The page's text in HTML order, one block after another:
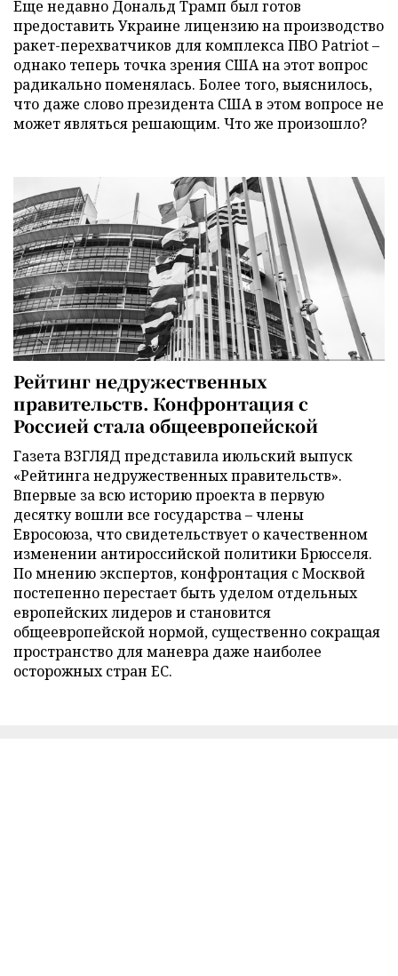
Еще недавно Дональд Трамп был готов
предоставить Украине лицензию на производство
ракет-перехватчиков для комплекса ПВО Patriot –
однако теперь точка зрения США на этот вопрос
радикально поменялась. Более того, выяснилось,
что даже слово президента США в этом вопросе не
может являться решающим. Что же произошло?
Рейтинг недружественных
правительств. Конфронтация с
Россией стала общеевропейской
Газета ВЗГЛЯД представила июльский выпуск
«Рейтинга недружественных правительств».
Впервые за всю историю проекта в первую
десятку вошли все государства – члены
Евросоюза, что свидетельствует о качественном
изменении антироссийской политики Брюсселя.
По мнению экспертов, конфронтация с Москвой
постепенно перестает быть уделом отдельных
европейских лидеров и становится
общеевропейской нормой, существенно сокращая
пространство для маневра даже наиболее
осторожных стран ЕС.